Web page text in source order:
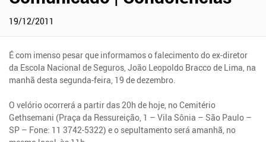
19/12/2011
É com imenso pesar que informamos o falecimento do ex-diretor
da Escola Nacional de Seguros, João Leopoldo Bracco de Lima, na
manhã desta segunda-feira, 19 de dezembro.
O velório ocorrerá a partir das 20h de hoje, no Cemitério
Gethsemani (Praça da Ressureição, 1 – Vila Sônia – São Paulo –
SP – Fone: 11 3742-5322) e o sepultamento será amanhã, no